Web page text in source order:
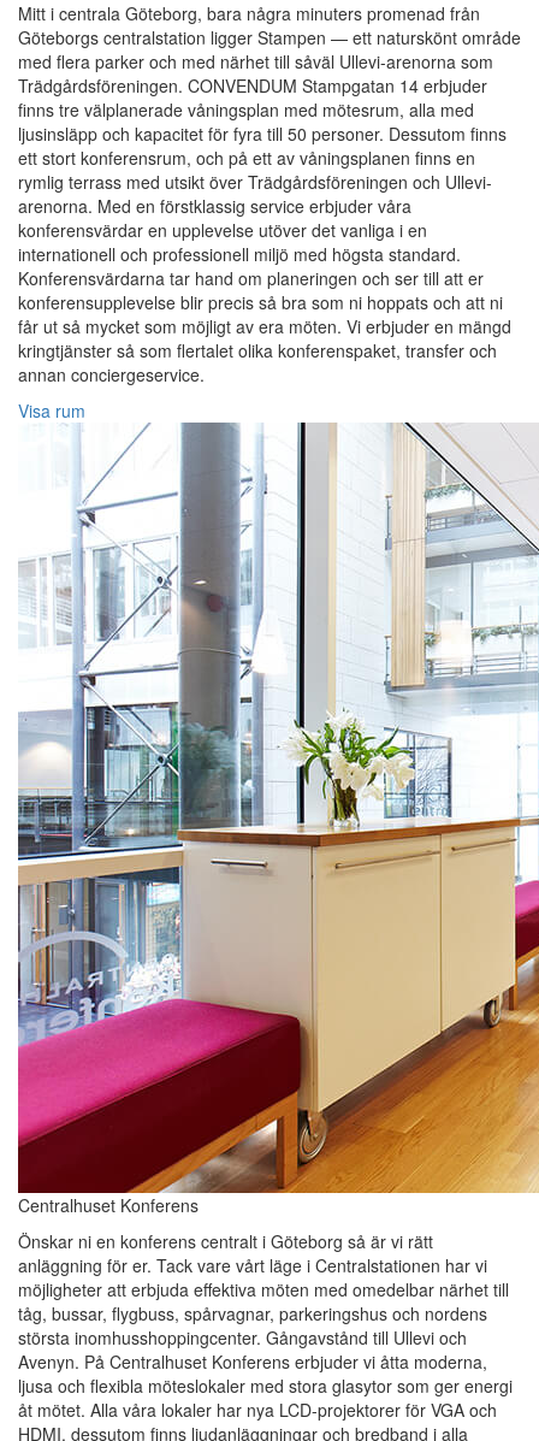
Mitt i centrala Göteborg, bara några minuters promenad från
Göteborgs centralstation ligger Stampen — ett naturskönt område
med flera parker och med närhet till såväl Ullevi-arenorna som
Trädgårdsföreningen. CONVENDUM Stampgatan 14 erbjuder
finns tre välplanerade våningsplan med mötesrum, alla med
ljusinsläpp och kapacitet för fyra till 50 personer. Dessutom finns
ett stort konferensrum, och på ett av våningsplanen finns en
rymlig terrass med utsikt över Trädgårdsföreningen och Ullevi-
arenorna. Med en förstklassig service erbjuder våra
konferensvärdar en upplevelse utöver det vanliga i en
internationell och professionell miljö med högsta standard.
Konferensvärdarna tar hand om planeringen och ser till att er
konferensupplevelse blir precis så bra som ni hoppats och att ni
får ut så mycket som möjligt av era möten. Vi erbjuder en mängd
kringtjänster så som flertalet olika konferenspaket, transfer och
annan conciergeservice.
Visa rum
Centralhuset Konferens
Önskar ni en konferens centralt i Göteborg så är vi rätt
anläggning för er. Tack vare vårt läge i Centralstationen har vi
möjligheter att erbjuda effektiva möten med omedelbar närhet till
tåg, bussar, flygbuss, spårvagnar, parkeringshus och nordens
största inomhusshoppingcenter. Gångavstånd till Ullevi och
Avenyn. På Centralhuset Konferens erbjuder vi åtta moderna,
ljusa och flexibla möteslokaler med stora glasytor som ger energi
åt mötet. Alla våra lokaler har nya LCD-projektorer för VGA och
HDMI, dessutom finns ljudanläggningar och bredband i alla